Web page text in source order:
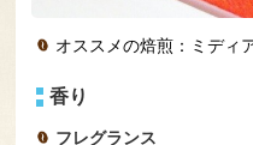
オススメの焙煎：ミディ
香り
フレグランス